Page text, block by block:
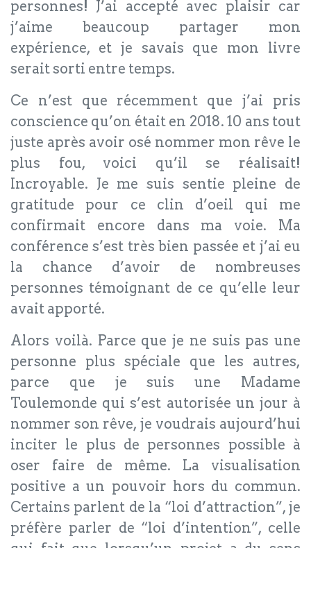
personnes! J’ai accepté avec plaisir car
j’aime beaucoup partager mon
expérience, et je savais que mon livre
serait sorti entre temps.
Ce n’est que récemment que j’ai pris
conscience qu’on était en 2018. 10 ans tout
juste après avoir osé nommer mon rêve le
plus fou, voici qu’il se réalisait!
Incroyable. Je me suis sentie pleine de
gratitude pour ce clin d’oeil qui me
confirmait encore dans ma voie. Ma
conférence s’est très bien passée et j’ai eu
la chance d’avoir de nombreuses
personnes témoignant de ce qu’elle leur
avait apporté.
Alors voilà. Parce que je ne suis pas une
personne plus spéciale que les autres,
parce que je suis une Madame
Toulemonde qui s’est autorisée un jour à
nommer son rêve, je voudrais aujourd’hui
inciter le plus de personnes possible à
oser faire de même. La visualisation
positive a un pouvoir hors du commun.
Certains parlent de la “loi d’attraction”, je
préfère parler de “loi d’intention”, celle
qui fait que lorsqu’un projet a du sens